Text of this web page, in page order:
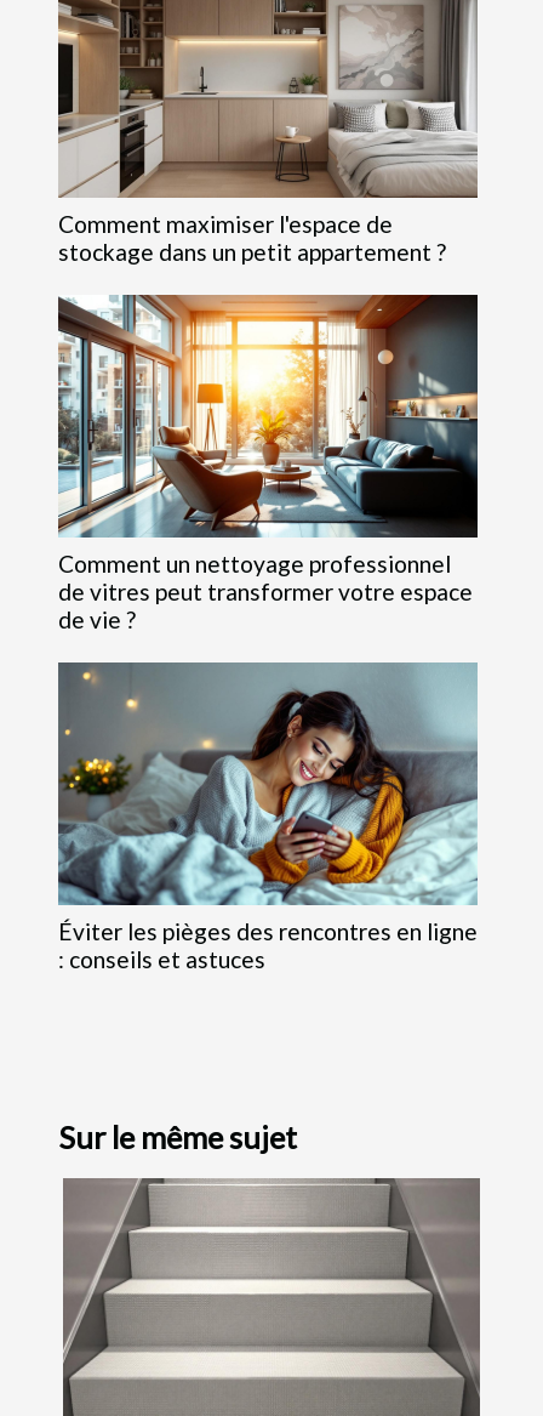
Comment maximiser l'espace de
stockage dans un petit appartement ?
Comment un nettoyage professionnel
de vitres peut transformer votre espace
de vie ?
Éviter les pièges des rencontres en ligne
: conseils et astuces
Sur le même sujet